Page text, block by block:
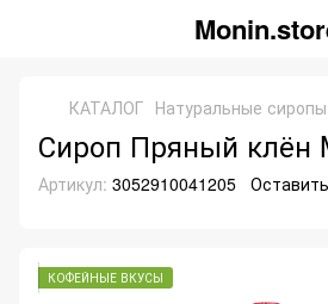
КАТАЛОГ Натуральные
Сироп Пряный клён
Артикул: 3052910041205
КОФЕЙНЫЕ ВКУСЫ